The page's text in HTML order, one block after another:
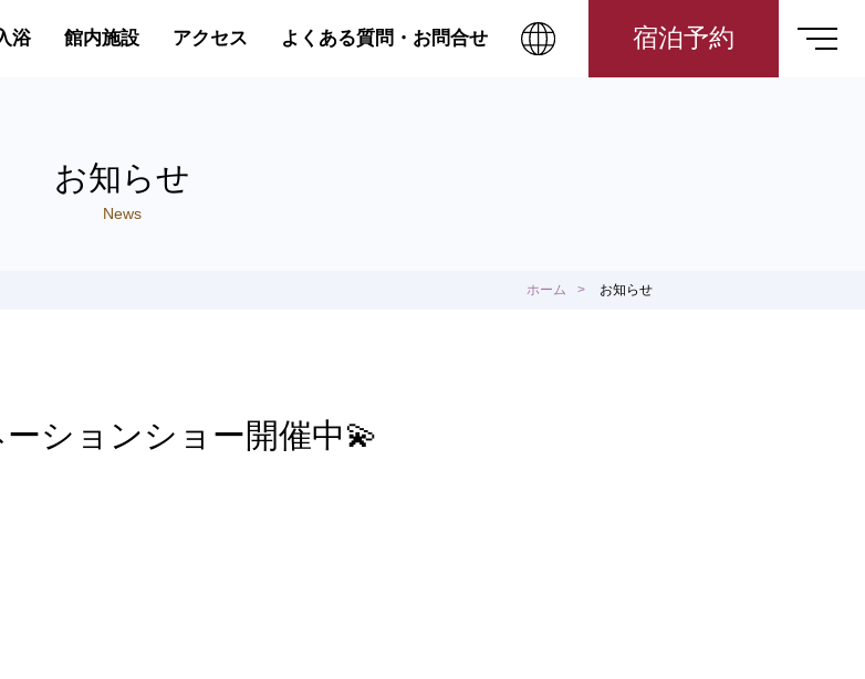
浴 館内施設 アクセス よくある質問・お問合せ 宿泊予約
お知らせ
News
ホーム お知らせ
ションショー開催中💫